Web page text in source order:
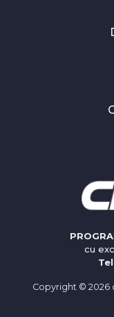
cu
Copyright © 2026